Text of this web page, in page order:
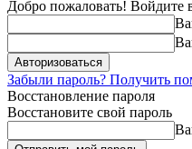
Добро пожаловать! Войдите
Забыли пароль? Получить
Восстановление пароля
Восстановите свой пароль